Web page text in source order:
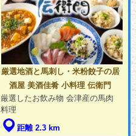
厳選地酒と馬刺し・米粉餃子の居
酒屋 美酒佳肴 小料理 伝衛門
厳選したお飲み物 会津産の馬肉
料理
距離 2.3 km